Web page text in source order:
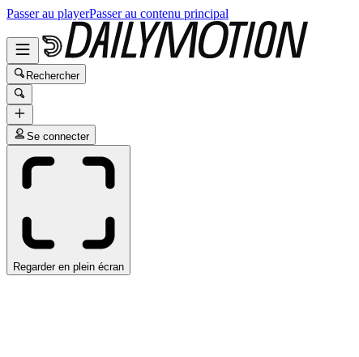
Passer au playerPasser au contenu principal
Rechercher
Se connecter
Regarder en plein écran